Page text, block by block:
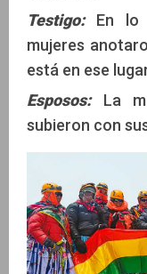
Testigo: En lo
mujeres
está en ese
Esposos: La
subieron con